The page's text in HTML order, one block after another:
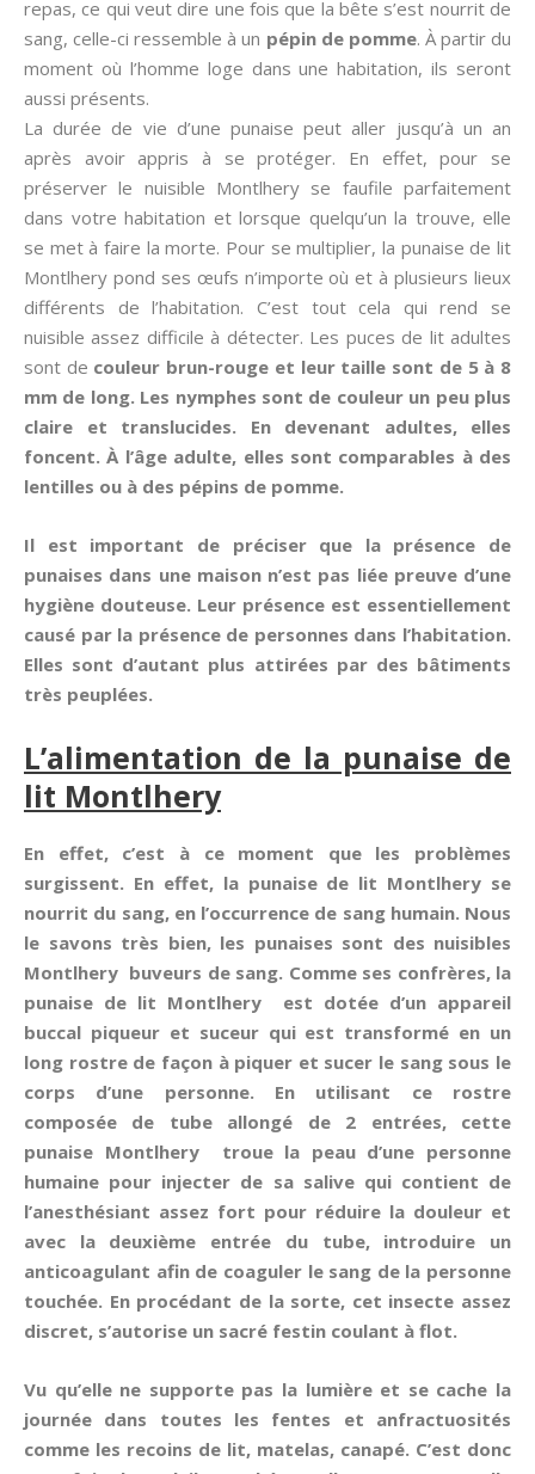
repas, ce qui veut dire une fois que la bête s’est nourrit de
sang, celle-ci ressemble à un pépin de pomme. À partir du
moment où l’homme loge dans une habitation, ils seront
aussi présents.
La durée de vie d’une punaise peut aller jusqu’à un an
après avoir appris à se protéger. En effet, pour se
préserver le nuisible Montlhery se faufile parfaitement
dans votre habitation et lorsque quelqu’un la trouve, elle
se met à faire la morte. Pour se multiplier, la punaise de lit
Montlhery pond ses œufs n’importe où et à plusieurs lieux
différents de l’habitation. C’est tout cela qui rend se
nuisible assez difficile à détecter. Les puces de lit adultes
sont de couleur brun-rouge et leur taille sont de 5 à 8
mm de long. Les nymphes sont de couleur un peu plus
claire et translucides. En devenant adultes, elles
foncent. À l’âge adulte, elles sont comparables à des
lentilles ou à des pépins de pomme.
Il est important de préciser que la présence de
punaises dans une maison n’est pas liée preuve d’une
hygiène douteuse. Leur présence est essentiellement
causé par la présence de personnes dans l’habitation.
Elles sont d’autant plus attirées par des bâtiments
très peuplées.
L’alimentation de la punaise de
lit Montlhery
En effet, c’est à ce moment que les problèmes
surgissent. En effet, la punaise de lit Montlhery se
nourrit du sang, en l’occurrence de sang humain. Nous
le savons très bien, les punaises sont des nuisibles
Montlhery buveurs de sang. Comme ses confrères, la
punaise de lit Montlhery est dotée d’un appareil
buccal piqueur et suceur qui est transformé en un
long rostre de façon à piquer et sucer le sang sous le
corps d’une personne. En utilisant ce rostre
composée de tube allongé de 2 entrées, cette
punaise Montlhery troue la peau d’une personne
humaine pour injecter de sa salive qui contient de
l’anesthésiant assez fort pour réduire la douleur et
avec la deuxième entrée du tube, introduire un
anticoagulant afin de coaguler le sang de la personne
touchée. En procédant de la sorte, cet insecte assez
discret, s’autorise un sacré festin coulant à flot.
Vu qu’elle ne supporte pas la lumière et se cache la
journée dans toutes les fentes et anfractuosités
comme les recoins de lit, matelas, canapé. C’est donc